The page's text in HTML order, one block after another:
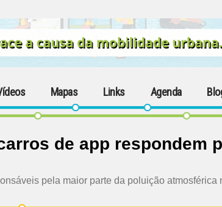
Mapas Links Agenda
de app respondem
pela maior parte da poluição